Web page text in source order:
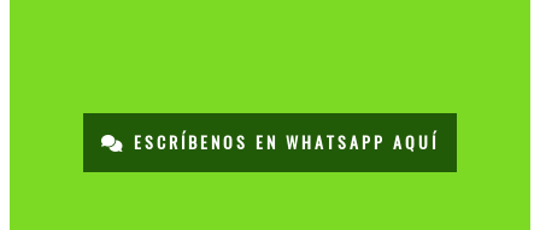
ESCRÍBENOS EN WHATSAPP AQUÍ